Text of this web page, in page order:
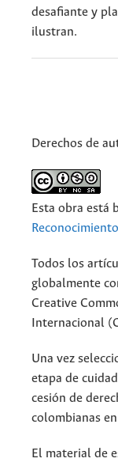
desafiante y
ilustran.
Derechos de
Esta obra está
Todos los
globalmente
Creative
Internacional
Una vez
etapa de
cesión de
colombianas
El material de